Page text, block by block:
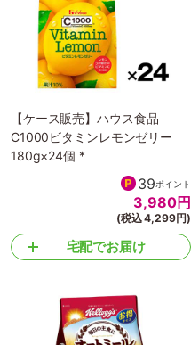
【ケース販売】ハウス食品
C1000ビタミンレモンゼリー
180g×24個 *
39ポイント
3,980円
(税込 4,299円)
宅配でお届け